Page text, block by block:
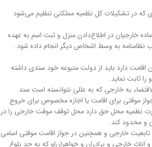
که در تشکیلات کل نظمیه مملکتی تنظیم می‌شود
خارجیان در اطلاع‌دادن منزل و ثبت اسم به عهده
به وسط اشخاص دیگر انجام داده شود.
دارد باید از دولت متبوعه خود سندی داشته
ثابت نماید.
به خارجی که به عللی نتوانسته است سند
موقتی برای اقامت یا اجازه مخصوص برای خروج
نظمیه محل حق دارد محل توقف موقت خارجی را در
و محدود کند.
خارجی و همچنین در جواز اقامت موقتی اسامی
و اناث خارجی و برادران و خواهران‌او که به حد بلوغ